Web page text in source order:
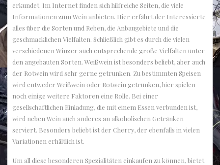
erkundet. Im Internet finden sich hilfreiche Seiten, die viele
Informationen zum Wein anbieten. Hier erfährt der Interessierte
alles über die Sorten und Reben, die Anbaugebiete und die
geschmacklichen Vielfalten. Schließlich gibt es durch die vielen
verschiedenen Winzer auch entsprechende große Vielfalten unter
den angebauten Sorten. Weißwein ist besonders beliebt, aber auch
der Rotwein wird sehr gerne getrunken. Zu bestimmten Speisen
wird entweder Weißwein oder Rotwein getrunken, hier spielen
noch einige weitere Faktoren eine Rolle. Bei einer
gesellschaftlichen Einladung, die mit einem Essen verbunden ist,
wird neben Wein auch anderes an alkoholischen Getränken
serviert. Besonders beliebt ist der Cherry, der ebenfalls in vielen
Variationen erhältlich ist.
Um all diese besonderen Spezialitäten einkaufen zu können, bietet